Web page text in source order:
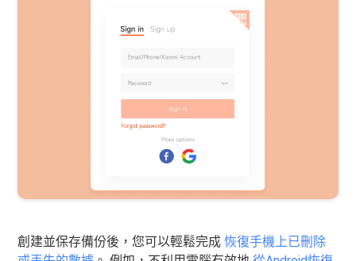
創建並保存備份後，您可以輕鬆完成恢復手機上已刪除